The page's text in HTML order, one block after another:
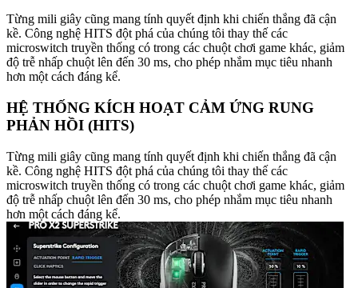
Từng mili giây cũng mang tính quyết định khi chiến thắng đã cận
kề. Công nghệ HITS đột phá của chúng tôi thay thế các
microswitch truyền thống có trong các chuột chơi game khác, giảm
độ trễ nhấp chuột lên đến 30 ms, cho phép nhắm mục tiêu nhanh
hơn một cách đáng kể.
HỆ THỐNG KÍCH HOẠT CẢM ỨNG RUNG
PHẢN HỒI (HITS)
Từng mili giây cũng mang tính quyết định khi chiến thắng đã cận
kề. Công nghệ HITS đột phá của chúng tôi thay thế các
microswitch truyền thống có trong các chuột chơi game khác, giảm
độ trễ nhấp chuột lên đến 30 ms, cho phép nhắm mục tiêu nhanh
hơn một cách đáng kể.